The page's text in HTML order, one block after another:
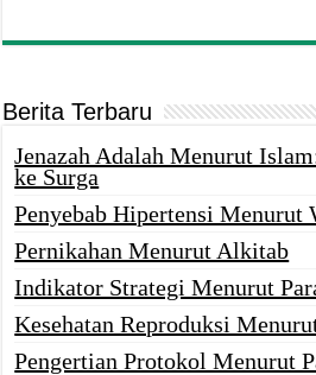
Berita Terbaru
Jenazah Adalah Menurut
ke Surga
Penyebab Hipertensi Menurut
Pernikahan Menurut Alkitab
Indikator Strategi Menurut
Kesehatan Reproduksi
Pengertian Protokol Menurut